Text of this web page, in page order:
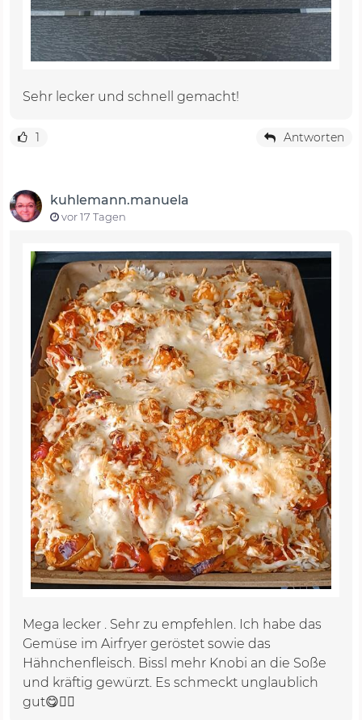
Sehr lecker und schnell gemacht!
1 Antworten
kuhlemann.manuela
vor 17 Tagen
Mega lecker . Sehr zu empfehlen. Ich habe das
Gemüse im Airfryer geröstet sowie das
Hähnchenfleisch. Bissl mehr Knobi an die Soße
und kräftig gewürzt. Es schmeckt unglaublich
gut😋👍🏼